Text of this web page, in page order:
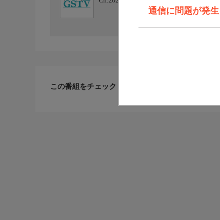
通信に問題が発
この番組をチェックした人が見ている番組